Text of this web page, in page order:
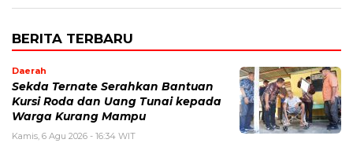
BERITA TERBARU
Daerah
Sekda Ternate Serahkan Bantuan
Kursi Roda dan Uang Tunai kepada
Warga Kurang Mampu
Kamis, 6 Agu 2026 - 16:34 WIT